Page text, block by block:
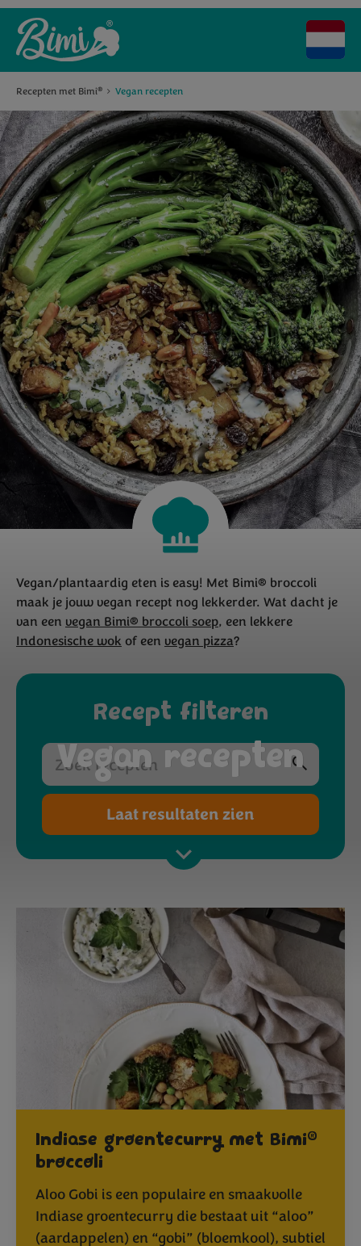
Recepten met Bimi® Vegan recepten
Vegan recepten
Vegan/plantaardig eten is easy! Met Bimi® broccoli
maak je jouw vegan recept nog lekkerder. Wat dacht je
van een vegan Bimi® broccoli soep, een lekkere
Indonesische wok of een vegan pizza?
Recept filteren
Laat resultaten zien
Indiase groentecurry met Bimi®
broccoli
Aloo Gobi is een populaire en smaakvolle
Indiase groentecurry die bestaat uit “aloo”
(aardappelen) en “gobi” (bloemkool), subtiel